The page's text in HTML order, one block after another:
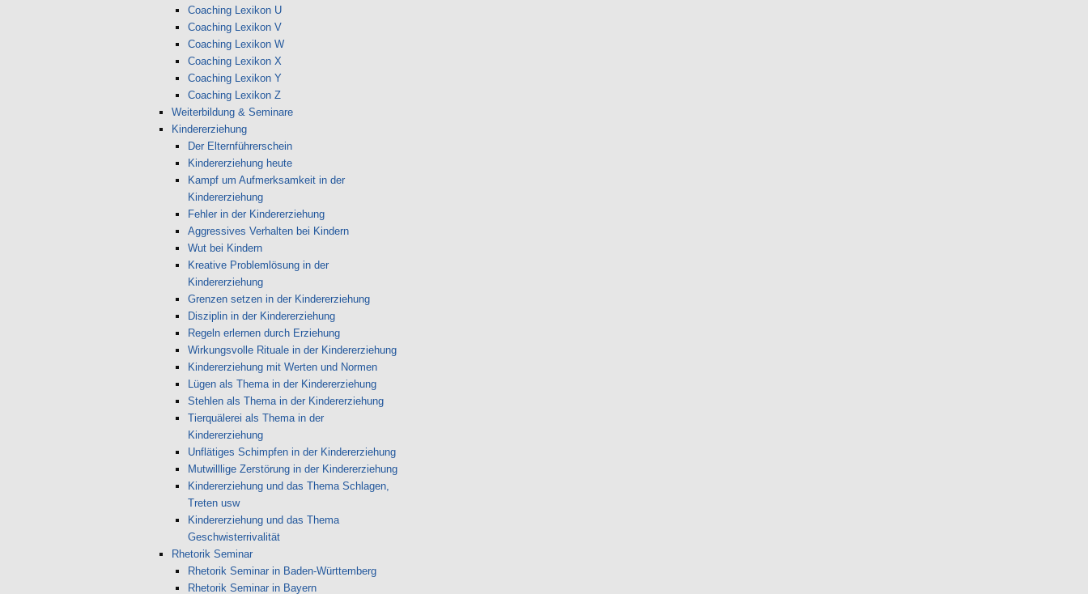
Coaching Lexikon U
Coaching Lexikon V
Coaching Lexikon W
Coaching Lexikon X
Coaching Lexikon Y
Coaching Lexikon Z
Weiterbildung & Seminare
Kindererziehung
Der Elternführerschein
Kindererziehung heute
Kampf um Aufmerksamkeit in der
Kindererziehung
Fehler in der Kindererziehung
Aggressives Verhalten bei Kindern
Wut bei Kindern
Kreative Problemlösung in der
Kindererziehung
Grenzen setzen in der Kindererziehung
Disziplin in der Kindererziehung
Regeln erlernen durch Erziehung
Wirkungsvolle Rituale in der Kindererziehung
Kindererziehung mit Werten und Normen
Lügen als Thema in der Kindererziehung
Stehlen als Thema in der Kindererziehung
Tierquälerei als Thema in der
Kindererziehung
Unflätiges Schimpfen in der Kindererziehung
Mutwilllige Zerstörung in der Kindererziehung
Kindererziehung und das Thema Schlagen,
Treten usw
Kindererziehung und das Thema
Geschwisterrivalität
Rhetorik Seminar
Rhetorik Seminar in Baden-Württemberg
Rhetorik Seminar in Bayern